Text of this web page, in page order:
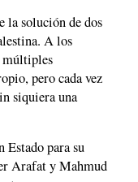
la solución de dos
A los
múltiples
pero cada vez
siquiera una
Estado para su
Arafat y Mahmud